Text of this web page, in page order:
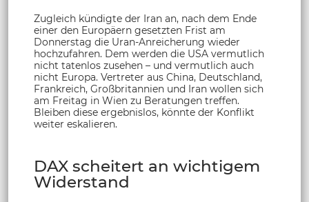
Zugleich kündigte der Iran an, nach dem Ende
einer den Europäern gesetzten Frist am
Donnerstag die Uran-Anreicherung wieder
hochzufahren. Dem werden die USA vermutlich
nicht tatenlos zusehen – und vermutlich auch
nicht Europa. Vertreter aus China, Deutschland,
Frankreich, Großbritannien und Iran wollen sich
am Freitag in Wien zu Beratungen treffen.
Bleiben diese ergebnislos, könnte der Konflikt
weiter eskalieren.
DAX scheitert an wichtigem
Widerstand